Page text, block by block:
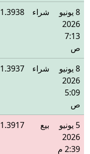
8 يونيو
2026
7:13
ص
شراء 1.3938
8 يونيو
2026
5:09
ص
شراء 1.3937
5 يونيو
2026
2:39 م
بيع 1.3917